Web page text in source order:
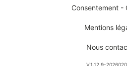
Consentement -
Mentions
Nous
V.1.12.9-